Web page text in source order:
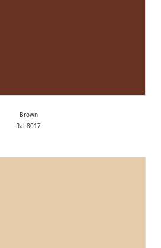
Brown
Ral 8017